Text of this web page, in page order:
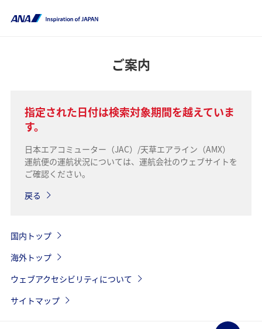
ご案内
指定された日付は検索対象期間を越えていま
す。
日本エアコミューター（JAC）/天草エアライン（AMX）
運航便の運航状況については、運航会社のウェブサイトを
ご確認ください。
戻る
国内トップ
海外トップ
ウェブアクセシビリティについて
サイトマップ